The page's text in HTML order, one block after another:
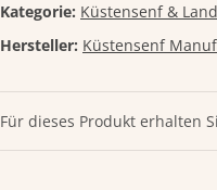
Kategorie: Küstensenf &
Hersteller: Küstensenf
Für dieses Produkt erhalten